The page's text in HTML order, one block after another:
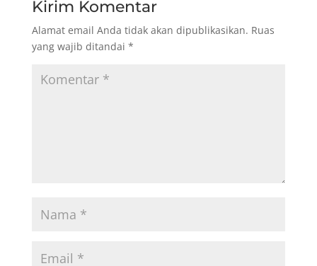
Kirim Komentar
Alamat email Anda tidak akan dipublikasikan. Ruas
yang wajib ditandai *